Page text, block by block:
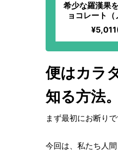
希少な羅漢果
ョコレート（
ン）【コ
便はカラ
知る方法。
まず最初にお断り
今回は、私たち人